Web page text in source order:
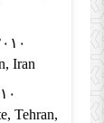
Iran
Tehran,